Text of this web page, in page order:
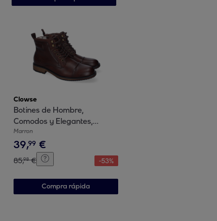
Clowse
Botines de Hombre,
Comodos y Elegantes,
Diseño Clasico con Punta
Redonda
Marron
39,99 €
85,98 € -53%
Compra rápida